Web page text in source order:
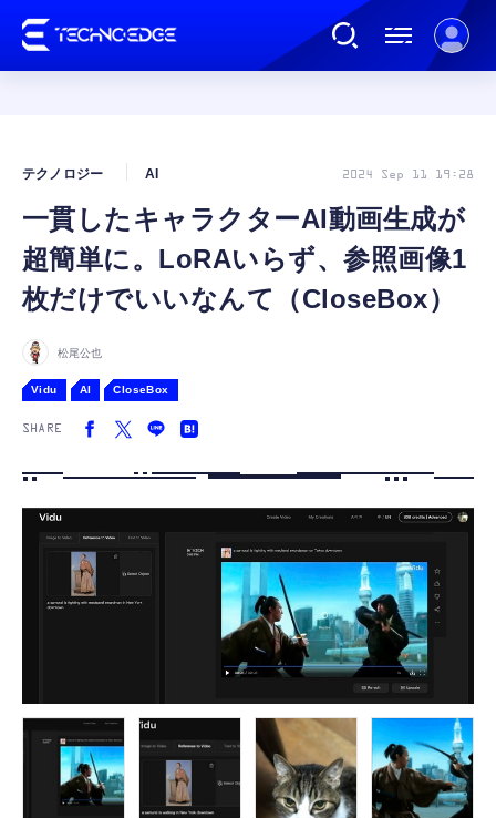
AI
ガジェット
カルチャー
FOLLOW US
一貫したキャラクターAI動画生成が
超簡単に。LoRAいらず、参照画像1
枚だけでいいなんて（CloseBox）
テクノロジー AI 2024 Sep 11 19:28
松尾公也
Vidu AI CloseBox
SHARE